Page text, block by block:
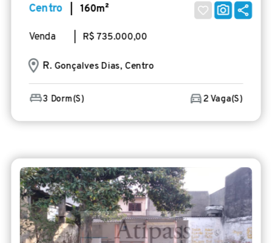
Centro | 160m²
Venda | R$ 735.000,00
R. Gonçalves Dias, Centro
3 Dorm(s) 2 Vaga(s)